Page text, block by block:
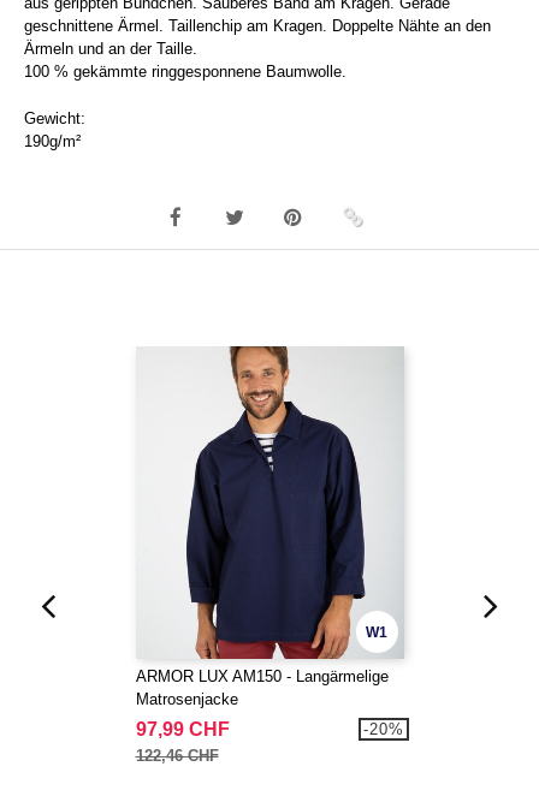
geschnittene Ärmel. Taillenchip am Kragen. Doppelte Nähte an den
Ärmeln und an der Taille.
100 % gekämmte ringgesponnene Baumwolle.
Gewicht:
190g/m²
W1
ARMOR LUX AM150 - Langärmelige
Matrosenjacke
97,99 CHF
122,46 CHF
-20%